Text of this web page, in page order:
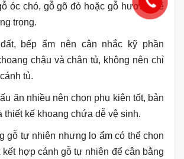
óc chó, gỗ gõ đỏ hoặc gỗ hương để
trọng.
bếp ẩm nên cân nhắc kỹ phần
chậu và chân tủ, không nên chỉ
tủ.
ăn nhiều nên chọn phụ kiện tốt, bản
thiết kế khoang chứa dễ vệ sinh.
gỗ tự nhiên nhưng lo ẩm có thể chọn
kết hợp cánh gỗ tự nhiên để cân bằng